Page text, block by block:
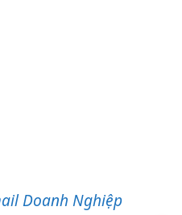
Doanh Nghiệp